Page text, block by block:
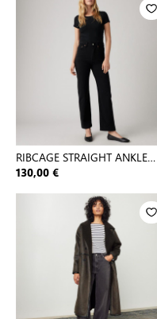
RIBCAGE STRAIGHT ANKLE
BLACK S
130,00 €